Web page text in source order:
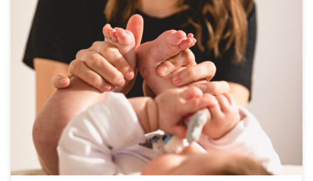
Die Babymassage ist eine schöne Möglichkeit in einem
angenehmen Umfeld eine intensive Bindung zu Ihrem
Baby aufzubauen. Kursinhalt Sie lernen den Basisaufbau
einer Babymassage, um diese selbstständig zu Hause
durchzuführen. Dazu zählen die Basis und spezielle
Körperregionen: Bauchmassage, Rückenmassage, Arme
und Beine, Füße und Hände. Auf Wunsch gehen wir auf
verschiedene […]